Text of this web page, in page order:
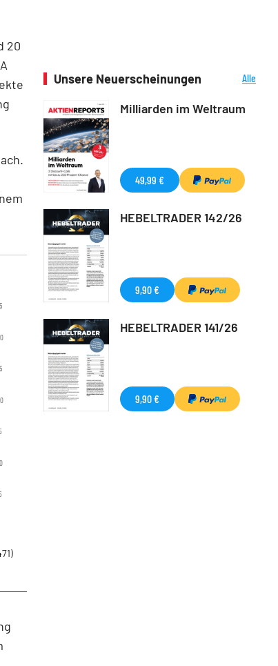
20
Unsere Neuerscheinungen
Alle
Milliarden im Weltraum
49,99 €
HEBELTRADER 142/26
9,90 €
HEBELTRADER 141/26
9,90 €